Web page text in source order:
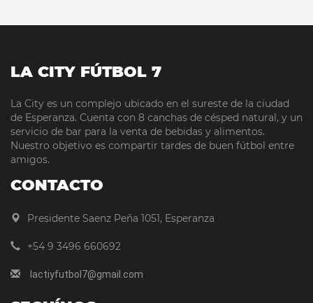
LA CITY FÚTBOL 7
La City es un complejo ubicado en el sureste de la ciudad
de Esperanza. Cuenta con 8 canchas de césped natural, y un
servicio de bar para la venta de bebidas y alimentos.
Nuestro objetivo es compartir tardes de buen fútbol entre
amigos.
CONTACTO
Presidente Saenz Peña 1051, Esperanza
+54 9 3496 660692
lactiyfutbol7@gmail.com